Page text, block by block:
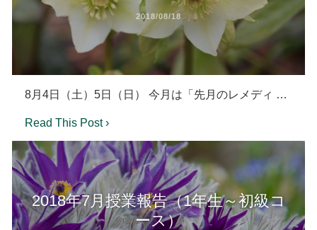
2018/08/18
8月4日（土）5日（日） 今月は「先月のレメディ …
Read This Post ›
2018年7月授業報告（1年生～初級コ
ース）